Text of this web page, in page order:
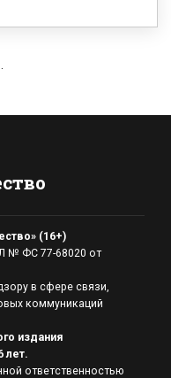
(16+)
№ ФС 77-68020 от
в сфере связи,
коммуникаций
издания
лет.
ответственностью